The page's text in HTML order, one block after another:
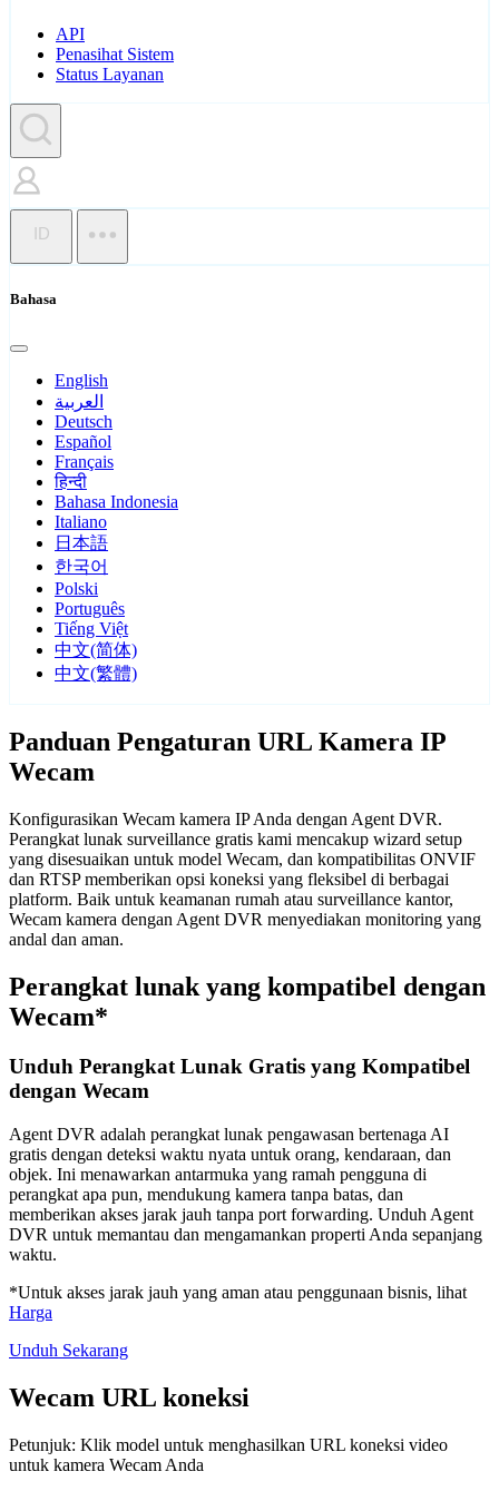
API
Penasihat Sistem
Status Layanan
ID
Bahasa
English
العربية
Deutsch
Español
Français
हिन्दी
Bahasa Indonesia
Italiano
日本語
한국어
Polski
Português
Tiếng Việt
中文(简体)
中文(繁體)
Panduan Pengaturan URL Kamera IP
Wecam
Konfigurasikan Wecam kamera IP Anda dengan Agent DVR.
Perangkat lunak surveillance gratis kami mencakup wizard setup
yang disesuaikan untuk model Wecam, dan kompatibilitas ONVIF
dan RTSP memberikan opsi koneksi yang fleksibel di berbagai
platform. Baik untuk keamanan rumah atau surveillance kantor,
Wecam kamera dengan Agent DVR menyediakan monitoring yang
andal dan aman.
Perangkat lunak yang kompatibel dengan
Wecam*
Unduh Perangkat Lunak Gratis yang Kompatibel
dengan Wecam
Agent DVR adalah perangkat lunak pengawasan bertenaga AI
gratis dengan deteksi waktu nyata untuk orang, kendaraan, dan
objek. Ini menawarkan antarmuka yang ramah pengguna di
perangkat apa pun, mendukung kamera tanpa batas, dan
memberikan akses jarak jauh tanpa port forwarding. Unduh Agent
DVR untuk memantau dan mengamankan properti Anda sepanjang
waktu.
*Untuk akses jarak jauh yang aman atau penggunaan bisnis, lihat
Harga
Unduh Sekarang
Wecam URL koneksi
Petunjuk: Klik model untuk menghasilkan URL koneksi video
untuk kamera Wecam Anda